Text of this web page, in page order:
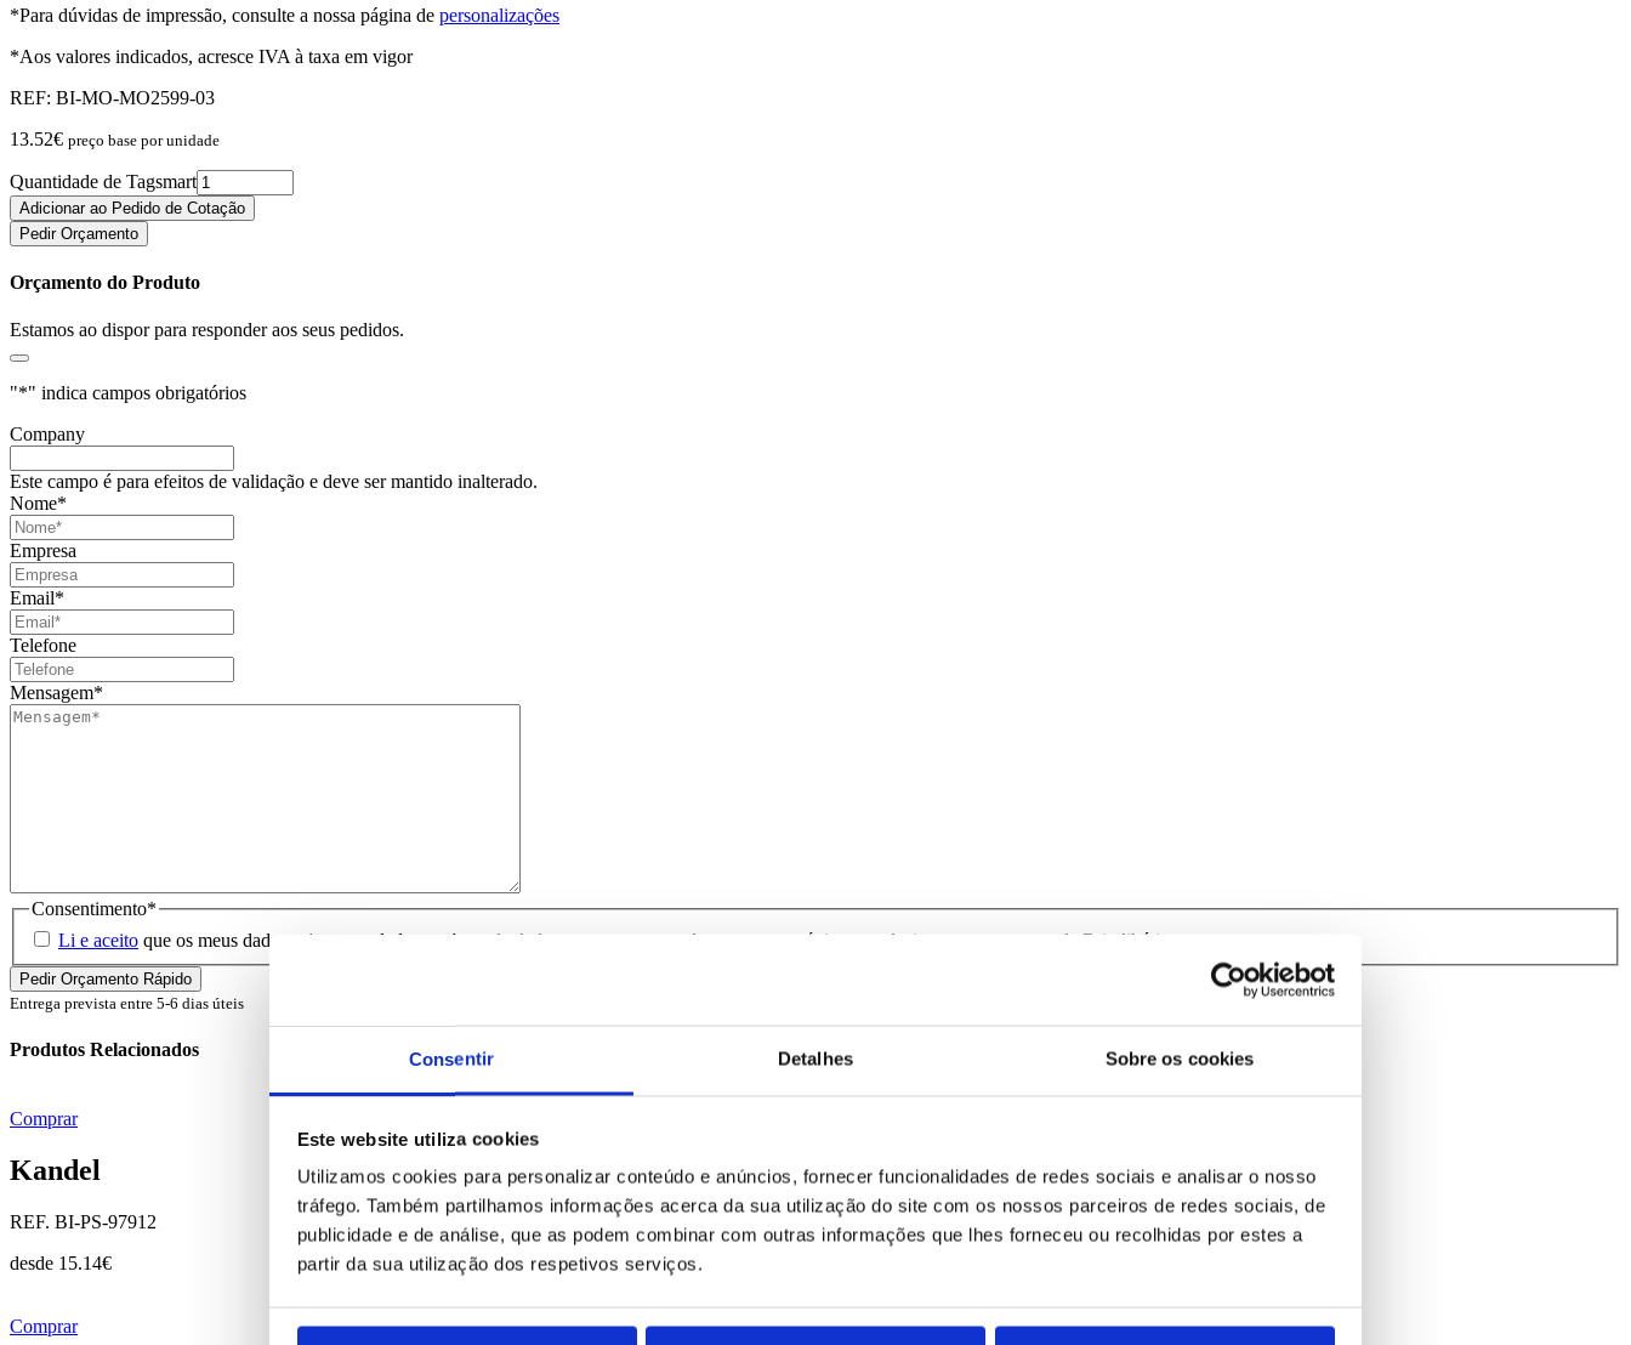
Consentir Detalhes Sobre os cookies
Este website utiliza cookies
Utilizamos cookies para personalizar conteúdo e anúncios, fornecer funcionalidades de redes sociais e analisar o nosso
tráfego. Também partilhamos informações acerca da sua utilização do site com os nossos parceiros de redes sociais, de
publicidade e de análise, que as podem combinar com outras informações que lhes forneceu ou recolhidas por estes a
partir da sua utilização dos respetivos serviços.
*Para dúvidas de impressão, consulte a nossa página de personalizações
*Aos valores indicados, acresce IVA à taxa em vigor
REF: BI-MO-MO2599-03
13.52€ preço base por unidade
Quantidade de Tagsmart
Adicionar ao Pedido de Cotação
Pedir Orçamento
Orçamento do Produto
Estamos ao dispor para responder aos seus pedidos.
"*" indica campos obrigatórios
Company
Este campo é para efeitos de validação e deve ser mantido inalterado.
Nome*
Empresa
Email*
Telefone
Mensagem*
Consentimento*
Li e aceito que os meus dados sejam guardados em base de dados para tratamento deste contacto, única e exclusivamente por parte da Brindibérica.
Entrega prevista entre 5-6 dias úteis
Produtos Relacionados
Comprar
Kandel
REF. BI-PS-97912
desde 15.14€
Comprar